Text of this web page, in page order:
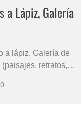
a Lápiz, Galería
a lápiz. Galería de
retratos,
por el talentoso
0